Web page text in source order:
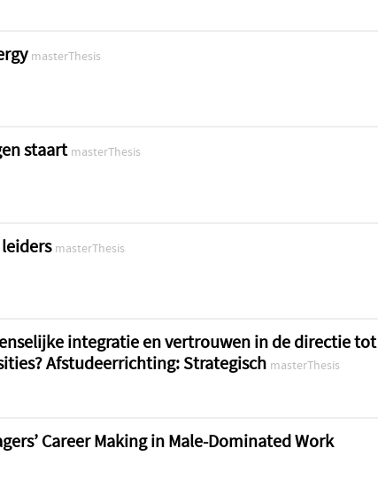
masterThesis
staart masterThesis
masterThesis
integratie en vertrouwen in de directie tot
Afstudeerrichting: Strategisch masterThesis
Career Making in Male-Dominated Work